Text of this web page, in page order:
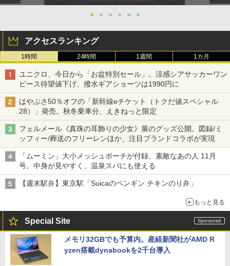
● ● ● ● ● ●
アクセスランキング
1時間 24時間 1週間 1カ月
ユニクロ、今日から「お盆特別セール」。涼感シアサッカーワン
ピース待望値下げ、撥水ギアショーツは1990円に
はやぶさ50％オフの「新幹線eチケット（トクだ値スペシャル
28）」発売。秋冬乗車分、えきねっと限定
フェルメール《真珠の耳飾りの少女》展のグッズ公開。図録/ミ
ッフィー/葬送のフリーレンほか、注目ブランドコラボが実現
「ムーミン」大小メッシュポーチが付録、素敵なあの人 11月
号。中身が見やすく、温泉スパにも使える
【週末駅弁】東京駅「Suicaのペンギン チキンのり弁」
もっと見る
Special Site
メモリ32GBでも予算内。産経新聞社がAMD R
yzen搭載dynabookを2千台導入